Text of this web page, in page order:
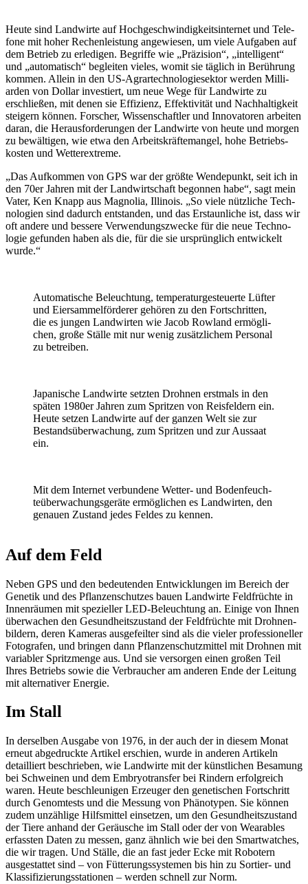
Heute sind Land­wirte auf Hoch­ge­schwin­dig­keits­in­ternet und Tele­
fone mit hoher Rechen­leis­tung ange­wiesen, um viele Aufgaben auf
dem Betrieb zu erle­digen. Begriffe wie „Präzi­sion“, „intel­li­gent“
und „auto­ma­tisch“ begleiten vieles, womit sie täglich in Berüh­rung
kommen. Allein in den US-Agrar­tech­no­lo­gie­sektor werden Milli­
arden von Dollar inves­tiert, um neue Wege für Land­wirte zu
erschließen, mit denen sie Effi­zienz, Effek­ti­vität und Nach­hal­tig­keit
stei­gern können. Forscher, Wissen­schaftler und Inno­va­toren arbeiten
daran, die Heraus­for­de­rungen der Land­wirte von heute und morgen
zu bewäl­tigen, wie etwa den Arbeits­kräf­te­mangel, hohe Betriebs­
kosten und Wetter­ex­treme.
„Das Aufkommen von GPS war der größte Wende­punkt, seit ich in
den 70er Jahren mit der Land­wirt­schaft begonnen habe“, sagt mein
Vater, Ken Knapp aus Magnolia, Illi­nois. „So viele nütz­liche Tech­
no­lo­gien sind dadurch entstanden, und das Erstaun­liche ist, dass wir
oft andere und bessere Verwen­dungs­zwecke für die neue Tech­no­
logie gefunden haben als die, für die sie ursprüng­lich entwi­ckelt
wurde.“
Auto­ma­ti­sche Beleuch­tung, tempe­ra­tur­ge­steu­erte Lüfter
und Eier­sam­mel­för­derer gehören zu den Fort­schritten,
die es jungen Land­wirten wie Jacob Rowland ermög­li­
chen, große Ställe mit nur wenig zusätz­li­chem Personal
zu betreiben.
Japa­ni­sche Land­wirte setzten Drohnen erst­mals in den
späten 1980er Jahren zum Spritzen von Reis­fel­dern ein.
Heute setzen Land­wirte auf der ganzen Welt sie zur
Bestands­über­wa­chung, zum Spritzen und zur Aussaat
ein.
Mit dem Internet verbun­dene Wetter- und Boden­feuch­
te­über­wa­chungs­ge­räte ermög­li­chen es Land­wirten, den
genauen Zustand jedes Feldes zu kennen.
Auf dem Feld
Neben GPS und den bedeu­tenden Entwick­lungen im Bereich der
Genetik und des Pflan­zen­schutzes bauen Land­wirte Feld­früchte in
Innen­räumen mit spezi­eller LED-Beleuch­tung an. Einige von Ihnen
über­wa­chen den Gesund­heits­zu­stand der Feld­früchte mit Droh­nen­
bil­dern, deren Kameras ausge­feilter sind als die vieler profes­sio­neller
Foto­grafen, und bringen dann Pflan­zen­schutz­mittel mit Drohnen mit
varia­bler Spritz­menge aus. Und sie versorgen einen großen Teil
Ihres Betriebs sowie die Verbrau­cher am anderen Ende der Leitung
mit alter­na­tiver Energie.
Im Stall
In derselben Ausgabe von 1976, in der auch der in diesem Monat
erneut abge­druckte Artikel erschien, wurde in anderen Arti­keln
detail­liert beschrieben, wie Land­wirte mit der künst­li­chen Besa­mung
bei Schweinen und dem Embryo­transfer bei Rindern erfolg­reich
waren. Heute beschleu­nigen Erzeuger den gene­ti­schen Fort­schritt
durch Genom­tests und die Messung von Phäno­typen. Sie können
zudem unzäh­lige Hilfs­mittel einsetzen, um den Gesund­heits­zu­stand
der Tiere anhand der Geräu­sche im Stall oder der von Weara­bles
erfassten Daten zu messen, ganz ähnlich wie bei den Smart­wat­ches,
die wir tragen. Und Ställe, die an fast jeder Ecke mit Robo­tern
ausge­stattet sind – von Fütte­rungs­sys­temen bis hin zu Sortier- und
Klas­si­fi­zie­rungs­sta­tionen – werden schnell zur Norm.